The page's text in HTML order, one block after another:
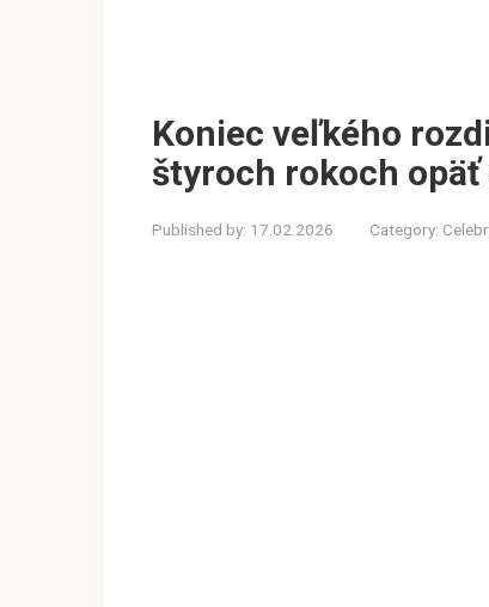
Koniec veľkého
štyroch rokoch opäť
Published by: 17.02.2026 Category: